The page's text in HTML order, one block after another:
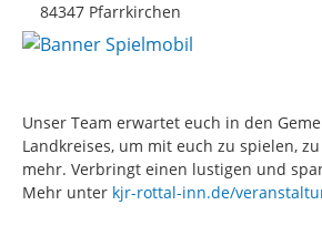
84347 Pfarrkirchen
Unser Team erwartet euch in den
Landkreises, um mit euch zu spielen,
mehr. Verbringt einen lustigen und
Mehr unter kjr-rottal-inn.de/